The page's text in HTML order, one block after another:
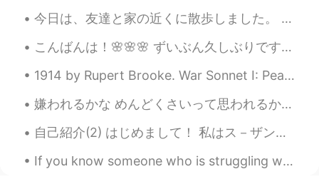
今日は、友達と家の近くに散歩しました。 ５月１日には毎年ハンブルクでデモがあります。 だから今年も、警察は準備をしました。しかしコロナウイルスがあるので、デモをしたい人があまりいません。 良かっ...
こんばんは！🌸🌸🌸 ずいぶん久しぶりですね. 2か月ぐらいの前に、マレーシアから引っ越しましたよ. 今日本に住んでいます. あのう... 忙がしいが、嬉しいです. 😊 紫陽花は本当に綺麗な...
1914 by Rupert Brooke. War Sonnet I: Peace Now, God be thanked Who has matched us with His hour...
嫌われるかな めんどくさいって思われるかな 人の反応が怖くて 言いたいことを隠したり 話したいのに避けたり 決めつけちまったりする人って結構いるよな でも言ってみるまで相手がどんな反応をするか...
自己紹介(2) はじめまして！ 私はス－ザンです！15才で、オ－ストラリア人です。私の両親は中国人です！ 学校で2017年から今まで、日本語を勉強しています！本当に難しいですけど頑張りますー ...
If you know someone who is struggling with depression, anxiety or any other mental illness then p...